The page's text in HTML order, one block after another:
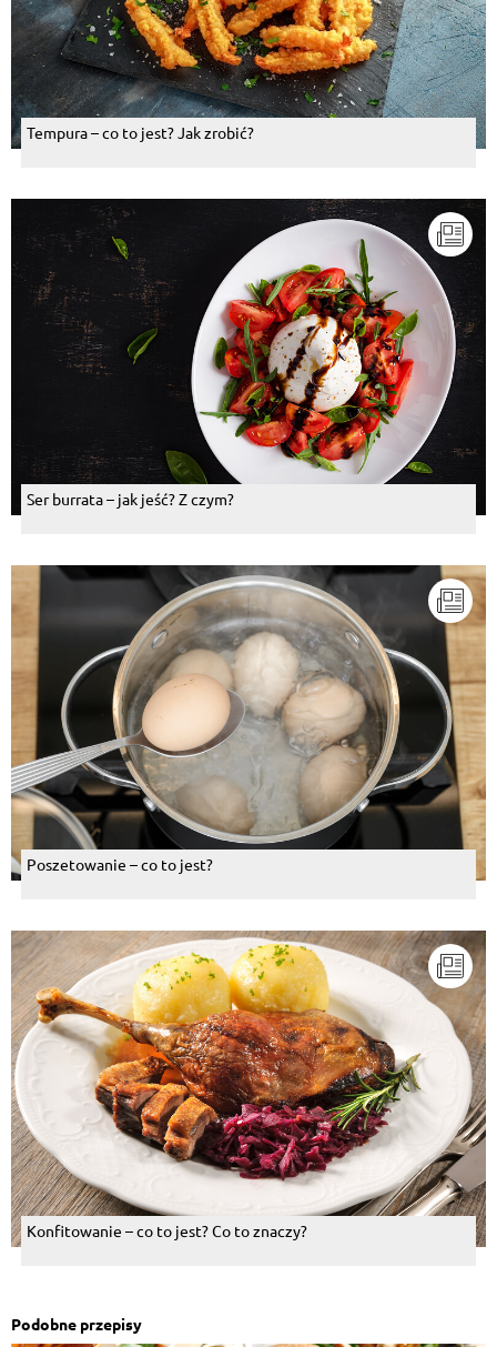
Tempura – co to jest? Jak zrobić?
Ser burrata – jak jeść? Z czym?
Poszetowanie – co to jest?
Konfitowanie – co to jest? Co to znaczy?
Podobne przepisy